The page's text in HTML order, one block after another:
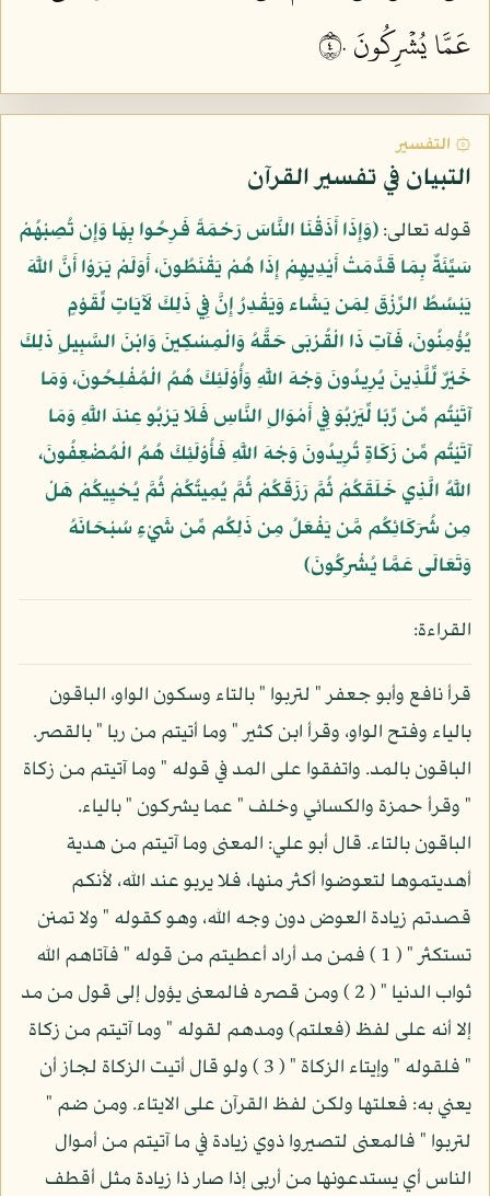
عَمَّا يُشۡرِكُونَ ٤٠
۞ التفسير
التبيان في تفسير القرآن
قوله تعالى:﴿وَإِذَا أَذَقْنَا النَّاسَ رَحْمَةً فَرِحُوا بِهَا وَإِن تُصِبْهُمْ
سَيِّئَةٌ بِمَا قَدَّمَتْ أَيْدِيهِمْ إِذَا هُمْ يَقْنَطُونَ، أَوَلَمْ يَرَوْا أَنَّ اللَّهَ
يَبْسُطُ الرِّزْقَ لِمَن يَشَاء وَيَقْدِرُ إِنَّ فِي ذَلِكَ لَآيَاتٍ لِّقَوْمٍ
يُؤْمِنُونَ، فَآتِ ذَا الْقُرْبَى حَقَّهُ وَالْمِسْكِينَ وَابْنَ السَّبِيلِ ذَلِكَ
خَيْرٌ لِّلَّذِينَ يُرِيدُونَ وَجْهَ اللَّهِ وَأُوْلَئِكَ هُمُ الْمُفْلِحُونَ، وَمَا
آتَيْتُم مِّن رِّبًا لِّيَرْبُوَ فِي أَمْوَالِ النَّاسِ فَلَا يَرْبُو عِندَ اللَّهِ وَمَا
آتَيْتُم مِّن زَكَاةٍ تُرِيدُونَ وَجْهَ اللَّهِ فَأُوْلَئِكَ هُمُ الْمُضْعِفُونَ،
اللَّهُ الَّذِي خَلَقَكُمْ ثُمَّ رَزَقَكُمْ ثُمَّ يُمِيتُكُمْ ثُمَّ يُحْيِيكُمْ هَلْ
مِن شُرَكَائِكُم مَّن يَفْعَلُ مِن ذَلِكُم مِّن شَيْءٍ سُبْحَانَهُ
وَتَعَالَى عَمَّا يُشْرِكُونَ﴾
القراءة:
قرأ نافع وأبو جعفر " لتربوا " بالتاء وسكون الواو، الباقون
بالياء وفتح الواو، وقرأ ابن كثير " وما أتيتم من ربا " بالقصر.
الباقون بالمد. واتفقوا على المد في قوله " وما آتيتم من زكاة
" وقرأ حمزة والكسائي وخلف " عما يشركون " بالياء.
الباقون بالتاء. قال أبو علي: المعنى وما آتيتم من هدية
أهديتموها لتعوضوا أكثر منها، فلا يربو عند الله، لأنكم
قصدتم زيادة العوض دون وجه الله، وهو كقوله " ولا تمنن
تستكثر " ( 1 ) فمن مد أراد أعطيتم من قوله " فآتاهم الله
ثواب الدنيا " ( 2 ) ومن قصره فالمعنى يؤول إلى قول من مد
إلا أنه على لفظ (فعلتم) ومدهم لقوله " وما آتيتم من زكاة
" فلقوله " وإيتاء الزكاة " ( 3 ) ولو قال أتيت الزكاة لجاز أن
يعني به: فعلتها ولكن لفظ القرآن على الايتاء. ومن ضم "
لتربوا " فالمعنى لتصيروا ذوي زيادة في ما آتيتم من أموال
الناس أي يستدعونها من أربى إذا صار ذا زيادة مثل أقطف